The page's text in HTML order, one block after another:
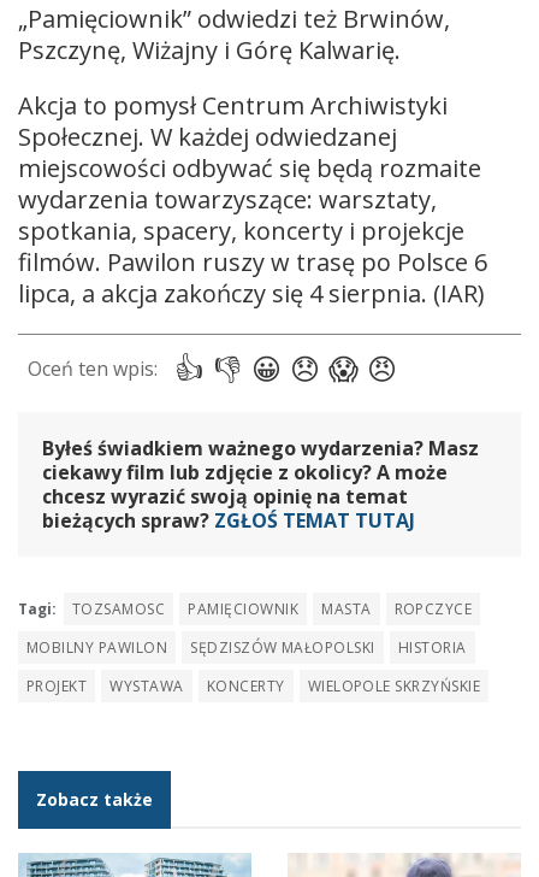
„Pamięciownik” odwiedzi też Brwinów,
Pszczynę, Wiżajny i Górę Kalwarię.
Akcja to pomysł Centrum Archiwistyki
Społecznej. W każdej odwiedzanej
miejscowości odbywać się będą rozmaite
wydarzenia towarzyszące: warsztaty,
spotkania, spacery, koncerty i projekcje
filmów. Pawilon ruszy w trasę po Polsce 6
lipca, a akcja zakończy się 4 sierpnia. (IAR)
Byłeś świadkiem ważnego wydarzenia? Masz
ciekawy film lub zdjęcie z okolicy? A może
chcesz wyrazić swoją opinię na temat
bieżących spraw? ZGŁOŚ TEMAT TUTAJ
Tagi: TOZSAMOSC PAMIĘCIOWNIK MASTA
ROPCZYCE
MOBILNY PAWILON
SĘDZISZÓW MAŁOPOLSKI
HISTORIA
PROJEKT
WYSTAWA KONCERTY WIELOPOLE SKRZYŃSKIE
Zobacz także